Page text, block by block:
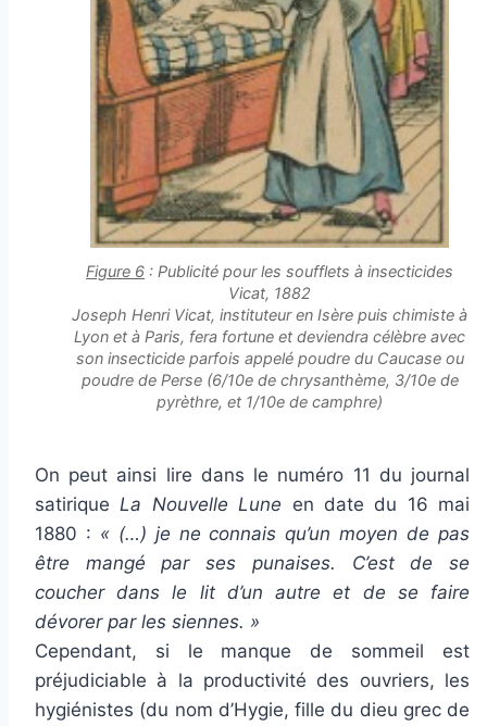
Figure 6 : Publicité pour les soufflets à insecticides
Vicat, 1882
Joseph Henri Vicat, instituteur en Isère puis chimiste à
Lyon et à Paris, fera fortune et deviendra célèbre avec
son insecticide parfois appelé poudre du Caucase ou
poudre de Perse (6/10e de chrysanthème, 3/10e de
pyrèthre, et 1/10e de camphre)
On peut ainsi lire dans le numéro 11 du journal
satirique La Nouvelle Lune en date du 16 mai
1880 : « (…) je ne connais qu’un moyen de pas
être mangé par ses punaises. C’est de se
coucher dans le lit d’un autre et de se faire
dévorer par les siennes. »
Cependant, si le manque de sommeil est
préjudiciable à la productivité des ouvriers, les
hygiénistes (du nom d’Hygie, fille du dieu grec de